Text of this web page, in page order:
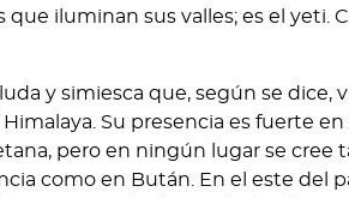
iluminan sus valles; es el yeti.
y simiesca que, según se dice,
Su presencia es fuerte en
pero en ningún lugar se cree
como en Bután. En el este del